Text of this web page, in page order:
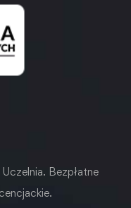
Bezpłatne